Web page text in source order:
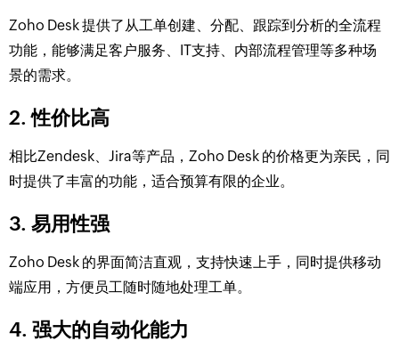
Zoho Desk 提供了从工单创建、分配、跟踪到分析的全流程
功能，能够满足客户服务、IT支持、内部流程管理等多种场
景的需求。
2. 性价比高
相比Zendesk、Jira等产品，Zoho Desk 的价格更为亲民，同
时提供了丰富的功能，适合预算有限的企业。
3. 易用性强
Zoho Desk 的界面简洁直观，支持快速上手，同时提供移动
端应用，方便员工随时随地处理工单。
4. 强大的自动化能力